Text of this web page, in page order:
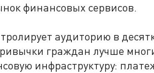
финансовых сервисов.
аудиторию в
граждан лучше
инфраструктуру: